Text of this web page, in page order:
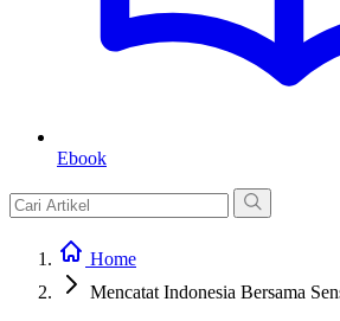
Ebook
Home
Mencatat Indonesia Bersama